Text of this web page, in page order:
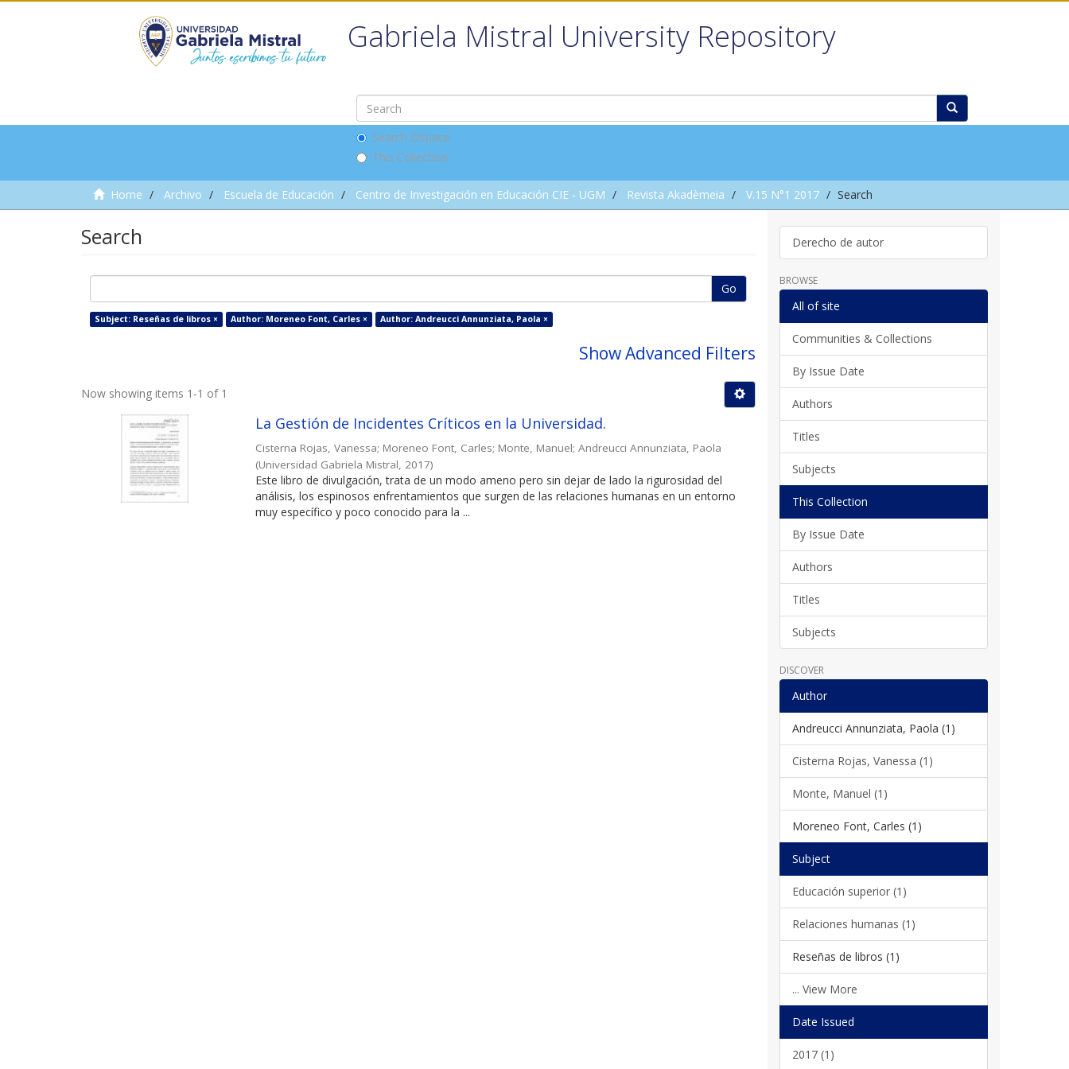
Gabriela Mistral University Repository
Search DSpace
This Collection
Home Archivo Escuela de Educación Centro de Investigación en Educación CIE - UGM Revista Akadèmeia V.15 N°1 2017 Search
Search
Go
Subject: Reseñas de libros × Author: Moreneo Font, Carles × Author: Andreucci Annunziata, Paola ×
Show Advanced Filters
Now showing items 1-1 of 1
La Gestión de Incidentes Críticos en la Universidad.
Cisterna Rojas, Vanessa; Moreneo Font, Carles; Monte, Manuel;Andreucci Annunziata, Paola
(Universidad Gabriela Mistral 2017)
Este libro de divulgación, trata de un modo ameno pero sin dejar de lado la rigurosidad del
análisis, los espinosos enfrentamientos que surgen de las relaciones humanas en un entorno
muy específico y poco conocido para la ...
Derecho de autor
BROWSE
All of site
Communities & Collections
By Issue Date
Authors
Titles
Subjects
This Collection
By Issue Date
Authors
Titles
Subjects
DISCOVER
Author
Andreucci Annunziata, Paola (1)
Cisterna Rojas, Vanessa (1)
Monte, Manuel (1)
Moreneo Font, Carles (1)
Subject
Educación superior (1)
Relaciones humanas (1)
Reseñas de libros (1)
... View More
Date Issued
2017 (1)